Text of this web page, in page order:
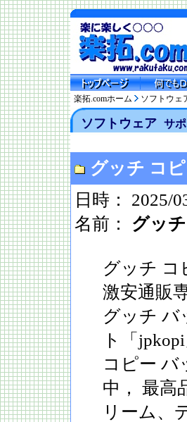
楽拓.comホーム ソフトウェ
ソフトウェア サ
グッチ コ
日時： 2025/
名前： グッ
グッチ コ
激安通販
グッチ バ
ト「
コピー バ
中， 最高
リーム、